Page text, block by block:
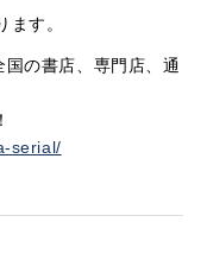
す。
国の書店、専門店、通
serial/